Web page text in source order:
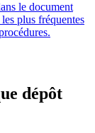
le document
plus fréquentes
dépôt